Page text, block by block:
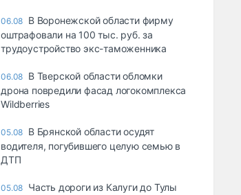
06.08 В Воронежской области фирму
оштрафовали на 100 тыс. руб. за
трудоустройство экс-таможенника
06.08 В Тверской области обломки
дрона повредили фасад логокомплекса
Wildberries
05.08 В Брянской области осудят
водителя, погубившего целую семью в
ДТП
05.08 Часть дороги из Калуги до Тулы